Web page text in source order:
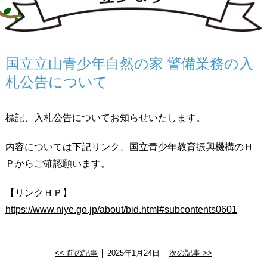
国立立山青少年自然の家 警備業務の入
札公告について
標記、入札公告についてお知らせいたします。
内容については下記リンク、国立青少年教育振興機構のＨ
Ｐからご確認願います。
【リンクＨＰ】
https://www.niye.go.jp/about/bid.html#subcontents0601
<< 前の記事│ 2025年1月24日 │ 次の記事 >>